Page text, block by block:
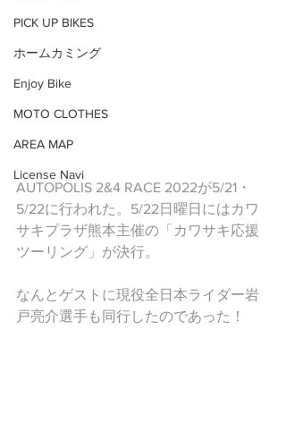
PICK UP BIKES
ホームカミング
Enjoy Bike
MOTO CLOTHES
AREA MAP
License Navi
AUTOPOLIS 2&4 RACE 2022が5/21・
5/22に行われた。5/22日曜日にはカワ
サキプラザ熊本主催の「カワサキ応援
ツーリング」が決行。
なんとゲストに現役全日本ライダー岩
戸亮介選手も同行したのであった！